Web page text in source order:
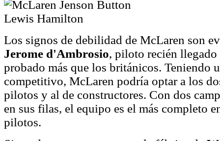
Los signos de debilidad de McLaren son
Jerome d'Ambrosio, piloto recién llegado
probado más que los británicos. Teniendo
competitivo, McLaren podría optar a los
pilotos y al de constructores. Con dos
en sus filas, el equipo es el más completo
pilotos.